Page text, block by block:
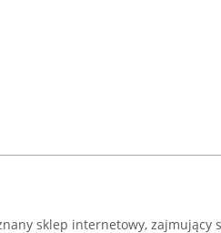
sklep internetowy, zajmujący